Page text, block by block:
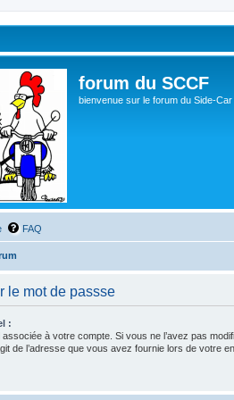
forum du SCCF
bienvenue sur le forum du Side-
FAQ
le mot de passse
:
à votre compte. Si vous ne l’avez pas
de l’adresse que vous avez fournie lors de votre